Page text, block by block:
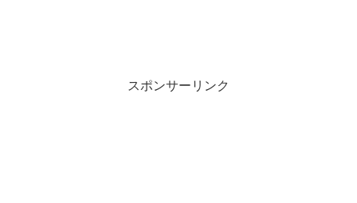
スポンサーリンク